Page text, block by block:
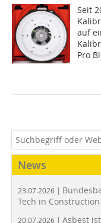
Seit
auf
Pro
News
23.07.2026 |
Tech in
20.07.2026 | Asbest